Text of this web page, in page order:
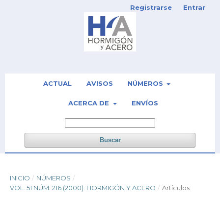
ACTUAL AVISOS NÚMEROS
ACERCA DE ENVÍOS
Buscar
Registrarse Entrar
INICIO / NÚMEROS /
VOL. 51 NÚM. 216 (2000): HORMIGÓN Y ACERO / Artículos